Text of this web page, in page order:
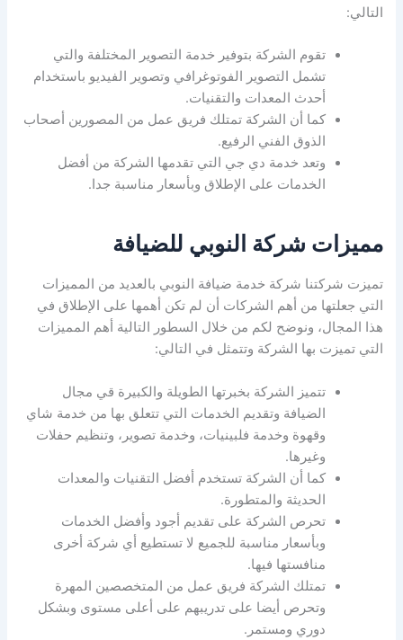
التالي:
تقوم الشركة بتوفير خدمة التصوير المختلفة والتي
تشمل التصوير الفوتوغرافي وتصوير الفيديو باستخدام
أحدث المعدات والتقنيات.
كما أن الشركة تمتلك فريق عمل من المصورين أصحاب
الذوق الفني الرفيع.
وتعد خدمة دي جي التي تقدمها الشركة من أفضل
الخدمات على الإطلاق وبأسعار مناسبة جدا.
مميزات شركة النوبي للضيافة
تميزت شركتنا شركة خدمة ضيافة النوبي بالعديد من المميزات
التي جعلتها من أهم الشركات أن لم تكن أهمها على الإطلاق في
هذا المجال، ونوضح لكم من خلال السطور التالية أهم المميزات
التي تميزت بها الشركة وتتمثل في التالي:
تتميز الشركة بخبرتها الطويلة والكبيرة قي مجال
الضيافة وتقديم الخدمات التي تتعلق بها من خدمة شاي
وقهوة وخدمة فلبينيات، وخدمة تصوير، وتنظيم حفلات
وغيرها.
كما أن الشركة تستخدم أفضل التقنيات والمعدات
الحديثة والمتطورة.
تحرص الشركة على تقديم أجود وأفضل الخدمات
وبأسعار مناسبة للجميع لا تستطيع أي شركة أخرى
منافستها فيها.
تمتلك الشركة فريق عمل من المتخصصين المهرة
وتحرص أيضا على تدريبهم على أعلى مستوى وبشكل
دوري ومستمر.